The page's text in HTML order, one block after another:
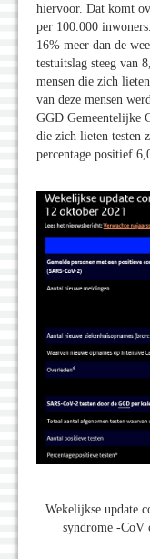
hiervoor. Dat komt
per 100.000
16% meer dan de
testuitslag steeg van
mensen die zich
van deze mensen
GGD Gemeentelijke
die zich lieten testen
percentage positief
Wekelijkse update
syndrome -CoV